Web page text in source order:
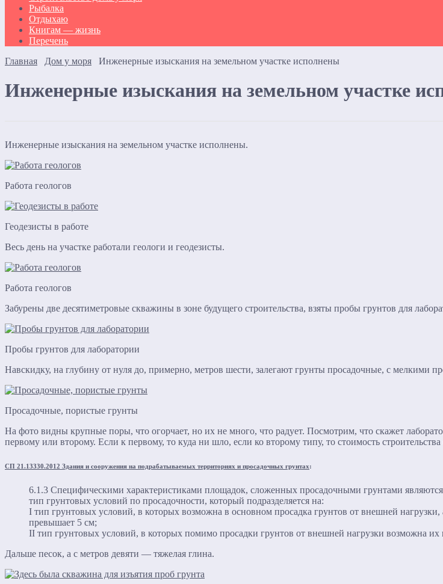
Рыбалка
Отдыхаю
Книгам — жизнь
Перечень
Главная
Дом у моря Инженерные изыскания на земельном участке исполнены
Инженерные изыскания на земельном участке
Инженерные изыскания на земельном участке исполнены.
Работа геологов
Геодезисты в работе
Весь день на участке работали геологи и геодезисты.
Работа геологов
Забурены две десятиметровые скважины в зоне будущего строительства, взяты пробы грунтов для
Пробы грунтов для лаборатории
Навскидку, на глубину от нуля до, примерно, метров шести, залегают грунты просадочные, с мелкими
Просадочные, пористые грунты
На фото видны крупные поры, что огорчает, но их не много, что радует. Посмотрим, что скажет
первому или второму. Если к первому, то куда ни шло, если ко второму типу, то стоимость строительства
СП 21.13330.2012 Здания и сооружения на подрабатываемых территориях и просадочных грунтах:
6.1.3 Специфическими характеристиками площадок, сложенных просадочными грунтами
тип грунтовых условий по просадочности, который подразделяется на:
I тип грунтовых условий, в которых возможна в основном просадка грунтов от внешней нагрузки,
превышает 5 см;
II тип грунтовых условий, в которых помимо просадки грунтов от внешней нагрузки возможна их
Дальше песок, а с метров девяти — тяжелая глина.